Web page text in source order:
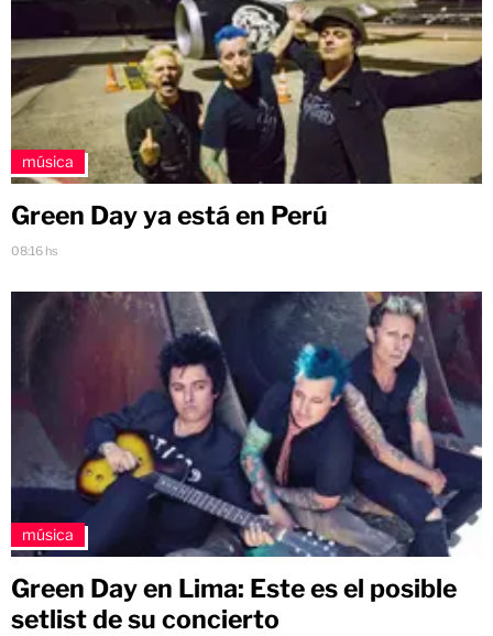
música
Green Day ya está en Perú
08:16 hs
música
Green Day en Lima: Este es el posible
setlist de su concierto